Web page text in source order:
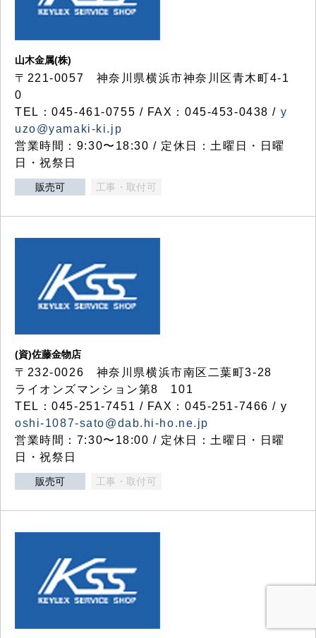
山木金属(株)
〒221-0057 神奈川県横浜市神奈川区青木町4-1
0
TEL：045-461-0755 / FAX：045-453-0438 / y
uzo@yamaki-ki.jp
営業時間：9:30〜18:30 / 定休日：土曜日・日曜
日・祝祭日
販売可 工事・取付可
(資)佐藤金物店
〒232-0026 神奈川県横浜市南区二葉町3-28
ライオンズマンション第8 101
TEL：045-251-7451 / FAX：045-251-7466 / y
oshi-1087-sato@dab.hi-ho.ne.jp
営業時間：7:30〜18:00 / 定休日：土曜日・日曜
日・祝祭日
販売可 工事・取付可